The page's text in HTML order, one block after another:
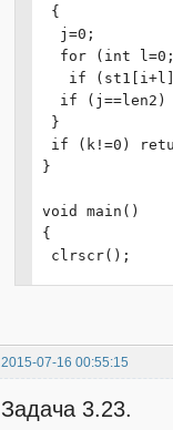
{
  j=0;
for (int
if
if (j==len2)
}
if (k!=0)
}
void main()
{
clrscr();
while (d < 0)
{
scanf("%s",
2015-07-16 00:55:15
Задача 3.23.